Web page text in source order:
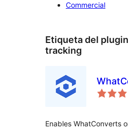
Commercial
Etiqueta del
tracking
Enables WhatConverts